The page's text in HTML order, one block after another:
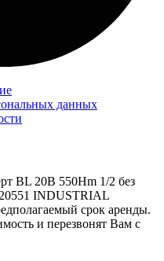
данных
BL 20В 550Hm 1/2 без
INDUSTRIAL
срок аренды.
и перезвонят Вам с